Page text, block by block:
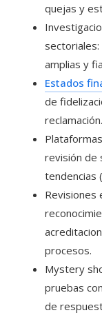
quejas y
amplias y
Estados
de
reclamación.
revisión de
tendencias
Revisiones
procesos.
Mystery
pruebas
de